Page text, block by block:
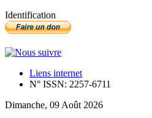
Identification
Liens internet
N° ISSN: 2257-6711
Dimanche, 09 Août 2026